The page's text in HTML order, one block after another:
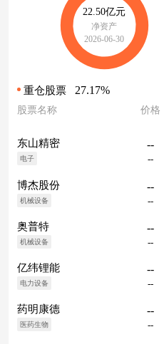
22.50亿元
净资产
2026-06-30
重仓股票 27.17%
股票名称
价格
东山精密
电子
--
--
博杰股份
机械设备
--
--
奥普特
机械设备
--
--
亿纬锂能
电力设备
--
--
药明康德
医药生物
--
--